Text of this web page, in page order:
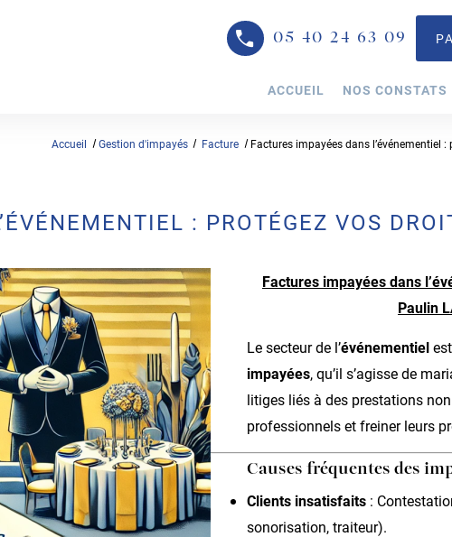
05 40 24 63 09
ACCUEIL NOS CONSTATS
Accueil Gestion d'impayés Facture Factures impayées dans l’événementiel
: PROTÉGEZ VOS
Factures impayées dans
Paulin
Le secteur de l’événementiel
impayées, qu’il s’agisse de
litiges liés à des prestations
professionnels et freiner leurs
Causes fréquentes des
Clients insatisfaits :
sonorisation, traiteur).